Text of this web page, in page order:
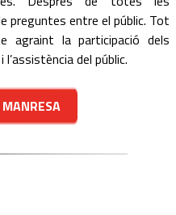
preguntes entre el públic. Tot
agraint la participació dels
del públic.
MANRESA